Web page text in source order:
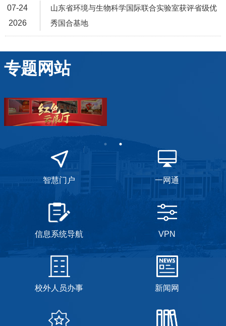
07-24
2026
山东省环境与生物科学国际联合实验室获评省级优
秀国合基地
专题网站
智慧门户 一网通
信息系统导航 VPN
校外人员办事 新闻网